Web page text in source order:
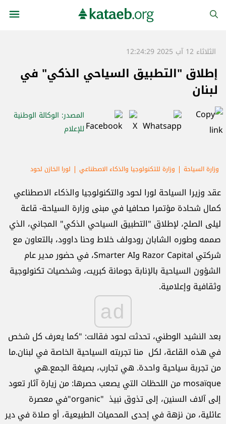
الثلاثاء 12 آب 2025 12:24:29
إطلاق "التطبيق السياحي الذكي" في
لبنان
المصدر: الوكالة الوطنية
للإعلام
وزارة السياحة وزارة للتكنولوجيا والذكاء الاصطناعي
لورا الخازن لحود
عقد وزيرا السياحة لورا لحود والتكنولوجيا والذكاء الاصطناعي
كمال شحادة مؤتمرا صحافيا في مبنى وزارة السياحة- قاعة
ليلى الصلح، لإطلاق "التطبيق السياحي الذكي" المجاني، الذي
صممه وطوره الشابان رودولف خلاط وحنا داوود، بالتعاون مع
شركتي Razor Capital وSmarter AI، في حضور مدير عام
الشؤون السياحية بالإنابة جومانة كبريت، وشخصيات تكنولوجية
وثقافية وإعلامية.
ad
بعد النشيد الوطني، تحدثت لحود فقالت: "كما يعرف كل شخص
في هذه القاعة، لكل منا تجربته السياحية الخاصة في لبنان.ما
من تجربة سياحية واحدة. هي تجارب، بصيغة الجمع.هي
mosaïque من اللحظات التي يصعب حصرها: من زيارة آثار تعود
إلى آلاف السنين، إلى تذوق نبيذ "organic"في معصرة
عائلية، من نزهة في إحدى المحميات الطبيعية، أو صلاة في دير